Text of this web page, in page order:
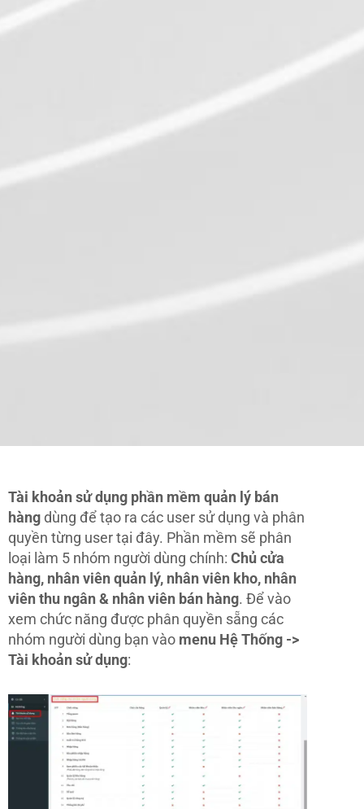
Tài khoản sử dụng phần mềm quản lý bán
hàngdùng để tạo ra các user sử dụng và phân
quyền từng user tại đây. Phần mềm sẽ phân
loại làm 5 nhóm người dùng chính: Chủ cửa
hàng, nhân viên quản lý, nhân viên kho, nhân
viên thu ngân & nhân viên bán hàng. Để vào
xem chức năng được phân quyền sẵng các
nhóm người dùng bạn vào menu Hệ Thống ->
Tài khoản sử dụng: